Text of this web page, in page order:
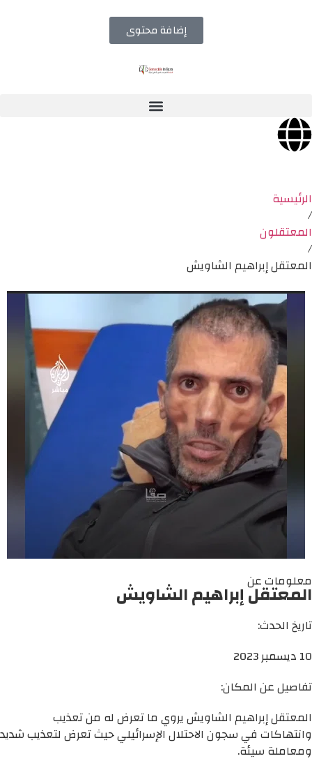
إضافة محتوى
الرئيسية
/
المعتقلون
/
المعتقل إبراهيم الشاويش
معلومات عن
المعتقل إبراهيم الشاويش
تاريخ الحدث:
10 ديسمبر 2023
تفاصيل عن المكان:
المعتقل إبراهيم الشاويش يروي ما تعرض له من تعذيب
وانتهاكات في سجون الاحتلال الإسرائيلي حيث تعرض لتعذيب شديد
ومعاملة سيئة.